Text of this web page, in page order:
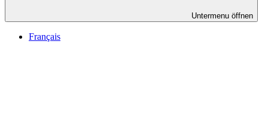
Untermenu öffnen
Français